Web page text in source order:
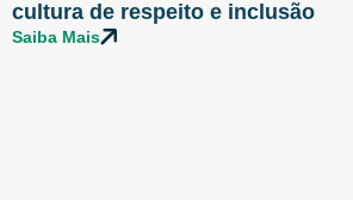
cultura de respeito e inclusão
Saiba Mais